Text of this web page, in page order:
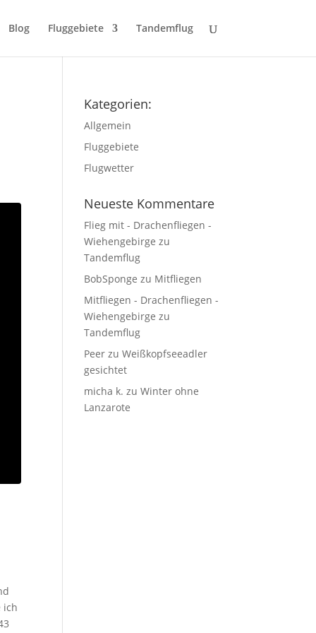
Blog Fluggebiete Tandemflug
ich
Kategorien:
Allgemein
Fluggebiete
Flugwetter
Neueste Kommentare
Flieg mit - Drachenfliegen -
Wiehengebirge zu
Tandemflug
BobSponge zu Mitfliegen
Mitfliegen - Drachenfliegen -
Wiehengebirge zu
Tandemflug
Peer zuWeißkopfseeadler
gesichtet
micha k. zuWinter ohne
Lanzarote